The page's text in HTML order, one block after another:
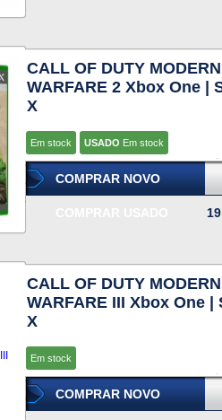
CALL OF DUTY MODERN
WARFARE 2 Xbox One |
X
Em stock USADO Em stock
COMPRAR NOVO
CALL OF DUTY MODERN
WARFARE III Xbox One |
X
Em stock
COMPRAR NOVO